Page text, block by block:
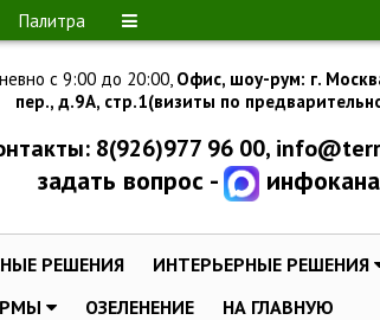
Палитра
с 9:00 до 20:00, Офис, шоу-рум: г.
пер., д.9А, стр.1(визиты по
8(926)977 96 00,
задать вопрос -
РЕШЕНИЯ ИНТЕРЬЕРНЫЕ РЕШЕНИЯ
ОЗЕЛЕНЕНИЕ НА ГЛАВНУЮ